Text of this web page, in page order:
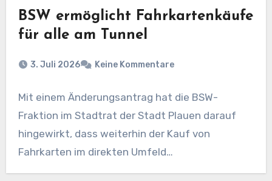
BSW ermöglicht Fahrkartenkäufe
für alle am Tunnel
3. Juli 2026 Keine Kommentare
Mit einem Änderungsantrag hat die BSW-
Fraktion im Stadtrat der Stadt Plauen darauf
hingewirkt, dass weiterhin der Kauf von
Fahrkarten im direkten Umfeld…